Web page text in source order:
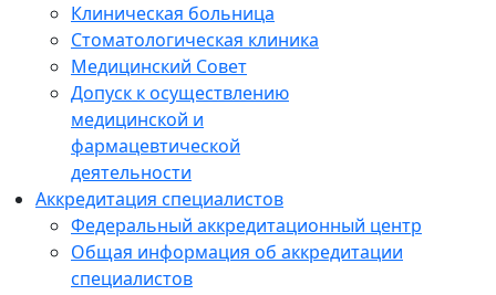
Клиническая больница
Стоматологическая клиника
Медицинский Совет
Допуск к осуществлению
медицинской и
фармацевтической
деятельности
Аккредитация специалистов
Федеральный аккредитационный центр
Общая информация об аккредитации
специалистов